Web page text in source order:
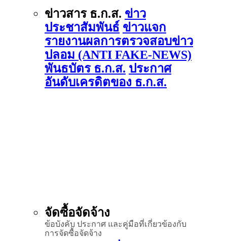
ข่าวสาร ธ.ก.ส. ข่าว
ประชาสัมพันธ์ ข่าวแจก
รายงานผลการตรวจสอบข่าว
ปลอม (ANTI FAKE-NEWS)
พันธบัตร ธ.ก.ส. ประกาศ
อันดับเครดิตของ ธ.ก.ส.
จัดซื้อจัดจ้าง
ข้อบังคับ ประกาศ และคู่มือที่เกี่ยวข้องกับ
การจัดซื้อจัดจ้าง